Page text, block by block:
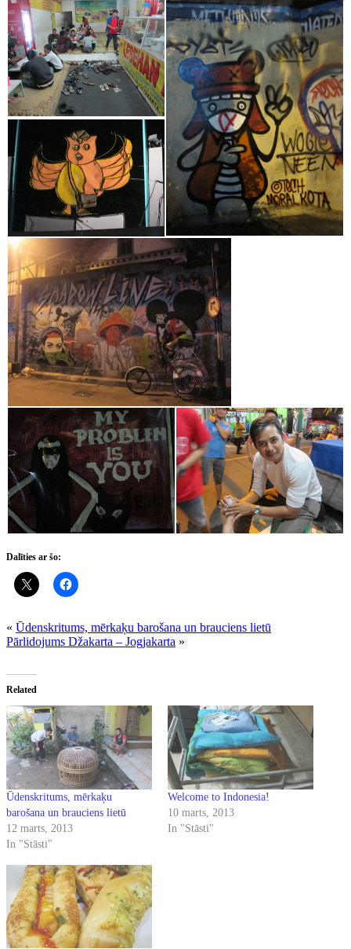
Dalīties ar šo:
« Ūdenskritums, mērkaķu barošana un brauciens lietū
Pārlidojums Džakarta – Jogjakarta »
Related
Ūdenskritums, mērkaķu
barošana un brauciens lietū
12 marts, 2013
In "Stāsti"
Welcome to Indonesia!
10 marts, 2013
In "Stāsti"